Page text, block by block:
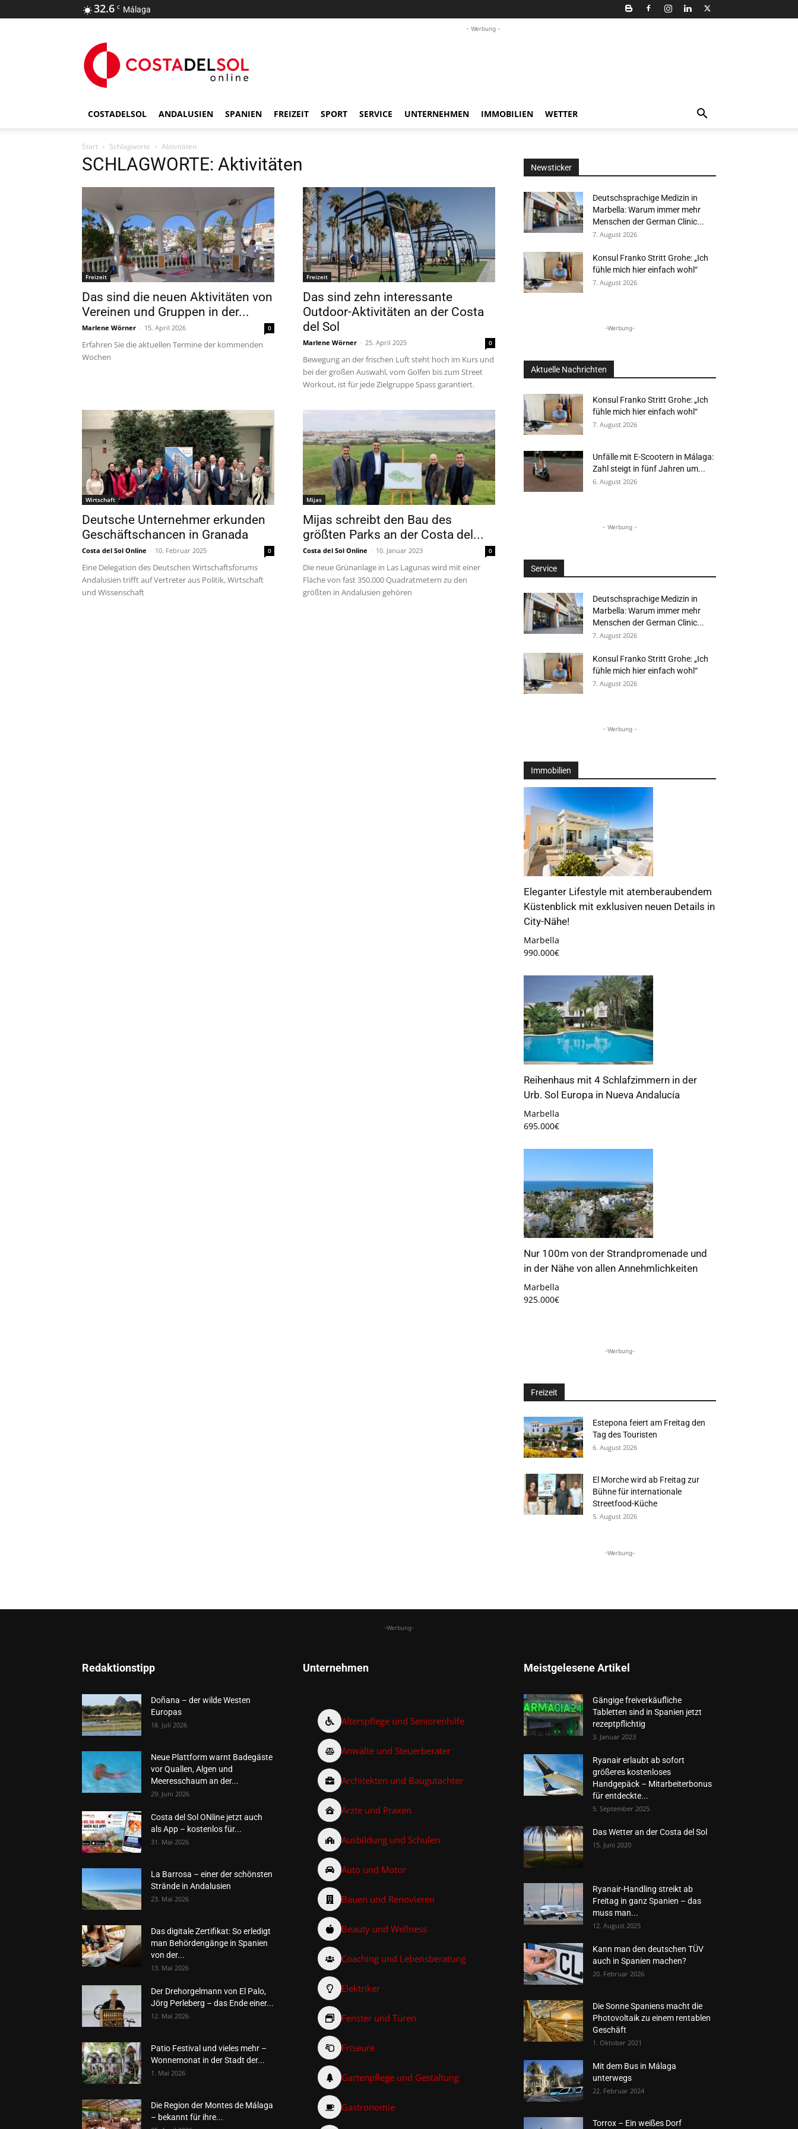
32.6 C Málaga
- Werbung -
COSTADELSOL ANDALUSIEN SPANIEN FREIZEIT SPORT SERVICE UNTERNEHMEN IMMOBILIEN WETTER
Start Schlagworte Aktivitäten
SCHLAGWORTE: Aktivitäten
Freizeit
Das sind die neuen Aktivitäten von
Vereinen und Gruppen in der...
Marlene Wörner - 15. April 2026 0
Erfahren Sie die aktuellen Termine der kommenden
Wochen
Freizeit
Das sind zehn interessante
Outdoor-Aktivitäten an der Costa
del Sol
Marlene Wörner - 25. April 2025 0
Bewegung an der frischen Luft steht hoch im Kurs und
bei der großen Auswahl, vom Golfen bis zum Street
Workout, ist für jede Zielgruppe Spass garantiert.
Wirtschaft
Deutsche Unternehmer erkunden
Geschäftschancen in Granada
Costa del Sol Online - 10. Februar 2025 0
Eine Delegation des Deutschen Wirtschaftsforums
Andalusien trifft auf Vertreter aus Politik, Wirtschaft
und Wissenschaft
Mijas
Mijas schreibt den Bau des
größten Parks an der Costa del...
Costa del Sol Online - 10. Januar 2023 0
Die neue Grünanlage in Las Lagunas wird mit einer
Fläche von fast 350.000 Quadratmetern zu den
größten in Andalusien gehören
Newsticker
Deutschsprachige Medizin in
Marbella: Warum immer mehr
Menschen der German Clinic...
7. August 2026
Konsul Franko Stritt Grohe: „Ich
fühle mich hier einfach wohl“
7. August 2026
-Werbung-
Aktuelle Nachrichten
Konsul Franko Stritt Grohe: „Ich
fühle mich hier einfach wohl“
7. August 2026
Unfälle mit E-Scootern in Málaga:
Zahl steigt in fünf Jahren um...
6. August 2026
- Werbung -
Service
Deutschsprachige Medizin in
Marbella: Warum immer mehr
Menschen der German Clinic...
7. August 2026
Konsul Franko Stritt Grohe: „Ich
fühle mich hier einfach wohl“
7. August 2026
- Werbung -
Immobilien
Eleganter Lifestyle mit atemberaubendem
Küstenblick mit exklusiven neuen Details in
City-Nähe!
Marbella
990.000€
Reihenhaus mit 4 Schlafzimmern in der
Urb. Sol Europa in Nueva Andalucía
Marbella
695.000€
Nur 100m von der Strandpromenade und
in der Nähe von allen Annehmlichkeiten
Marbella
925.000€
-Werbung-
Freizeit
Estepona feiert am Freitag den
Tag des Touristen
6. August 2026
El Morche wird ab Freitag zur
Bühne für internationale
Streetfood-Küche
5. August 2026
-Werbung-
-Werbung-
Redaktionstipp
Doñana – der wilde Westen
Europas
18. Juli 2026
Neue Plattform warnt Badegäste
vor Quallen, Algen und
Meeresschaum an der...
29. Juni 2026
Costa del Sol ONline jetzt auch
als App – kostenlos für...
31. Mai 2026
La Barrosa – einer der schönsten
Strände in Andalusien
23. Mai 2026
Das digitale Zertifikat: So erledigt
man Behördengänge in Spanien
von der...
13. Mai 2026
Der Drehorgelmann von El Palo,
Jörg Perleberg – das Ende einer...
12. Mai 2026
Patio Festival und vieles mehr –
Wonnemonat in der Stadt der...
1. Mai 2026
Die Region der Montes de Málaga
– bekannt für ihre...
Unternehmen
Alterspflege und Seniorenhilfe
Anwälte und Steuerberater
Architekten und Baugutachter
Ärzte und Praxen
Ausbildung und Schulen
Auto und Motor
Bauen und Renovieren
Beauty und Wellness
Coaching und Lebensberatung
Elektriker
Fenster und Türen
Friseure
Gartenpflege und Gestaltung
Gastronomie
Meistgelesene Artikel
Gängige freiverkäufliche
Tabletten sind in Spanien jetzt
rezeptpflichtig
3. Januar 2023
Ryanair erlaubt ab sofort
größeres kostenloses
Handgepäck – Mitarbeiterbonus
für entdeckte...
5. September 2025
Das Wetter an der Costa del Sol
15. Juni 2020
Ryanair-Handling streikt ab
Freitag in ganz Spanien – das
muss man...
12. August 2025
Kann man den deutschen TÜV
auch in Spanien machen?
20. Februar 2026
Die Sonne Spaniens macht die
Photovoltaik zu einem rentablen
Geschäft
1. Oktober 2021
Mit dem Bus in Málaga
unterwegs
22. Februar 2024
Torrox – Ein weißes Dorf